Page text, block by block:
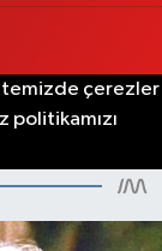
çerezler
politikamızı